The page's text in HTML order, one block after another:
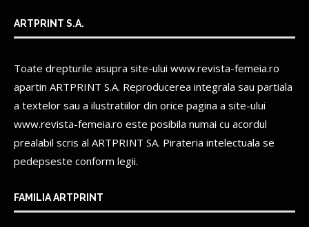
ARTPRINT S.A.
Toate drepturile asupra site-ului www.revista-femeia.ro
apartin ARTPRINT S.A. Reproducerea integrala sau partiala
a textelor sau a ilustratiilor din orice pagina a site-ului
www.revista-femeia.ro este posibila numai cu acordul
prealabil scris al ARTPRINT SA. Pirateria intelectuala se
pedepseste conform legii.
FAMILIA ARTPRINT